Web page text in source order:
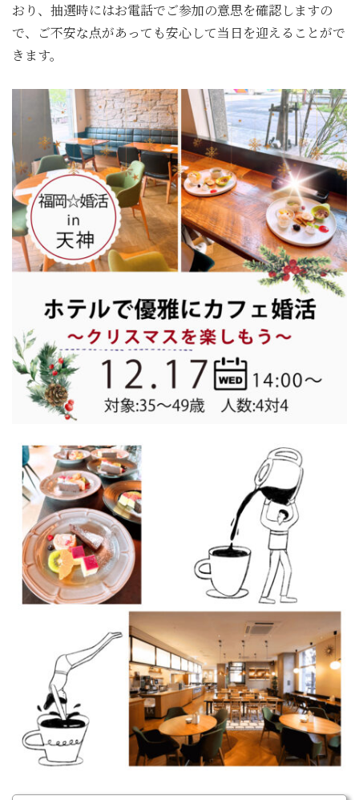
おり、抽選時にはお電話でご参加の意思を確認しますの
で、ご不安な点があっても安心して当日を迎えることがで
きます。